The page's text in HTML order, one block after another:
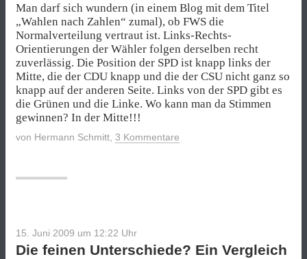
Man darf sich wundern (in einem Blog mit dem Titel
„Wahlen nach Zahlen“ zumal), ob FWS die
Normalverteilung vertraut ist. Links-Rechts-
Orientierungen der Wähler folgen derselben recht
zuverlässig. Die Position der SPD ist knapp links der
Mitte, die der CDU knapp und die der CSU nicht ganz so
knapp auf der anderen Seite. Links von der SPD gibt es
die Grünen und die Linke. Wo kann man da Stimmen
gewinnen? In der Mitte!!!
von Hermann Schmitt 3 Kommentare
15. Juni 2009 um 12:22 Uhr
Die feinen Unterschiede? Ein Vergleich